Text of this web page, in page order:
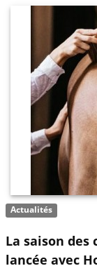
Actualités
La saison
lancée avec